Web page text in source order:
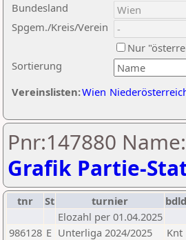
Sortierung
Bundesland
Spgem./Kreis/Verein
Nur
Vereinslisten:Wien
Pnr:147880
Grafik Partie-
tnr St turnier bdld
Elozahl per 01.04.2025
986128 E Unterliga 2024/2025 Knt